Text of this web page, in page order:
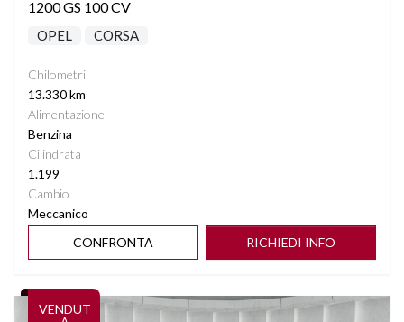
1200 GS 100 CV
OPEL CORSA
Chilometri
13.330 km
Alimentazione
Benzina
Cilindrata
1.199
Cambio
Meccanico
CONFRONTA
RICHIEDI INFO
VENDUT
Vedi dettagli